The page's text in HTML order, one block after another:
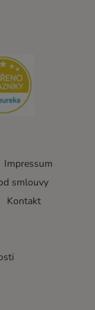
Impressum
smlouvy
Kontakt